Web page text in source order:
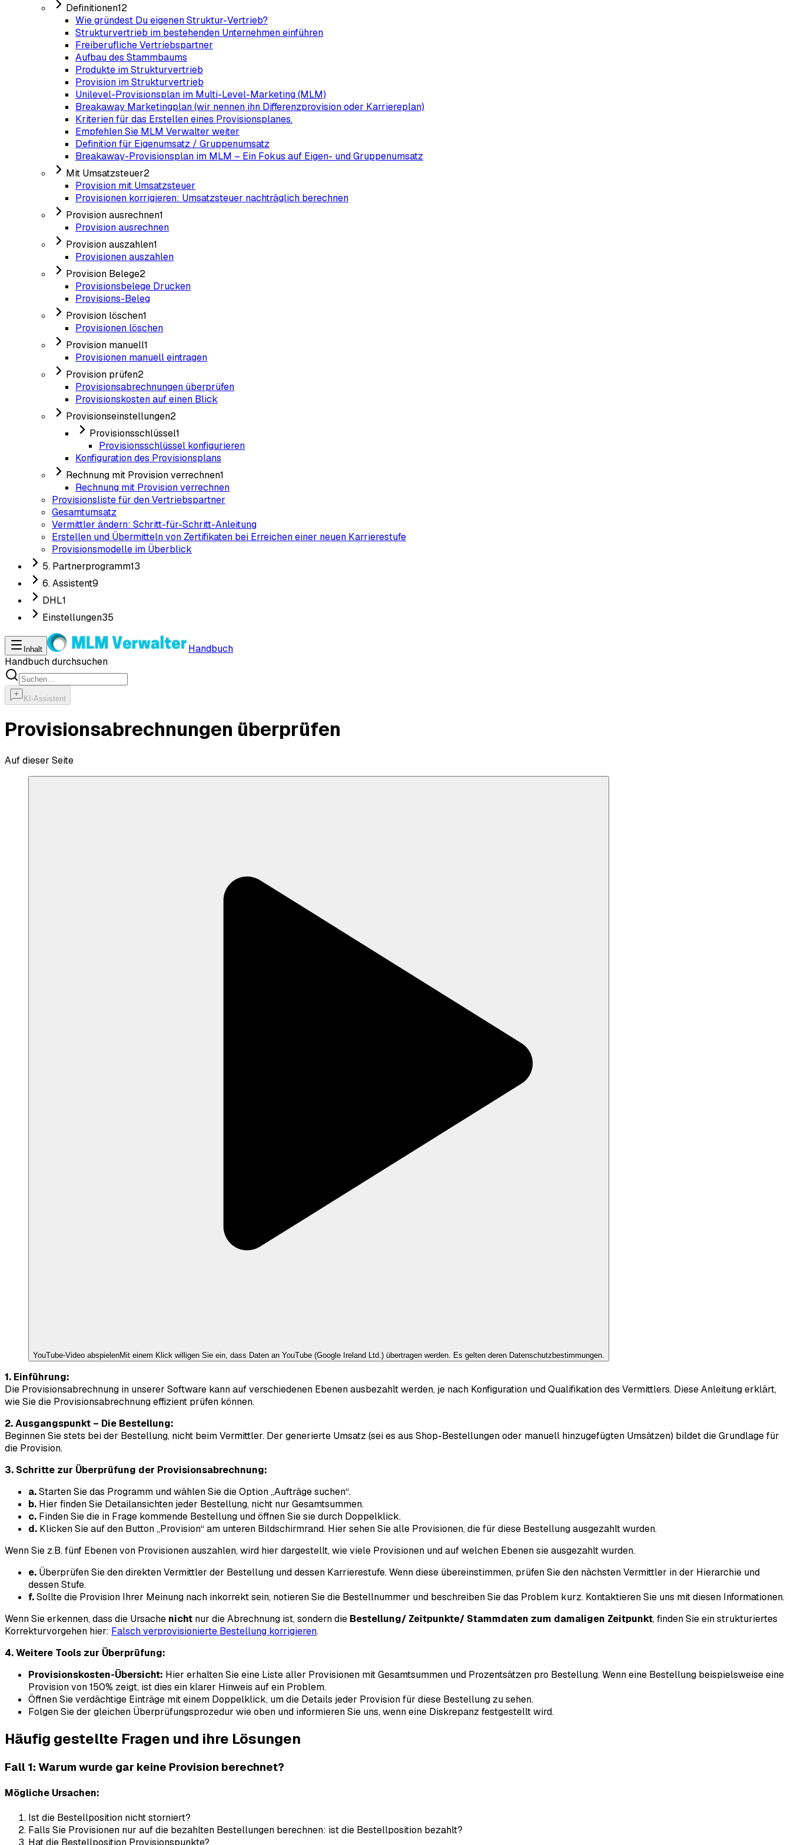
Definitionen12
Wie gründest Du eigenen Struktur-Vertrieb?
Strukturvertrieb im bestehenden Unternehmen einführen
Freiberufliche Vertriebspartner
Aufbau des Stammbaums
Produkte im Strukturvertrieb
Provision im Strukturvertrieb
Unilevel-Provisionsplan im Multi-Level-Marketing (MLM)
Breakaway Marketingplan (wir nennen ihn Differenzprovision oder Karriereplan)
Kriterien für das Erstellen eines Provisionsplanes.
Empfehlen Sie MLM Verwalter weiter
Definition für Eigenumsatz / Gruppenumsatz
Breakaway-Provisionsplan im MLM – Ein Fokus auf Eigen- und Gruppenumsatz
Mit Umsatzsteuer2
Provision mit Umsatzsteuer
Provisionen korrigieren: Umsatzsteuer nachträglich berechnen
Provision ausrechnen1
Provision ausrechnen
Provision auszahlen1
Provisionen auszahlen
Provision Belege2
Provisionsbelege Drucken
Provisions-Beleg
Provision löschen1
Provisionen löschen
Provision manuell1
Provisionen manuell eintragen
Provision prüfen2
Provisionsabrechnungen überprüfen
Provisionskosten auf einen Blick
Provisionseinstellungen2
Provisionsschlüssel1
Provisionsschlüssel konfigurieren
Konfiguration des Provisionsplans
Rechnung mit Provision verrechnen1
Rechnung mit Provision verrechnen
Provisionsliste für den Vertriebspartner
Gesamtumsatz
Vermittler ändern: Schritt-für-Schritt-Anleitung
Erstellen und Übermitteln von Zertifikaten bei Erreichen einer neuen Karrierestufe
Provisionsmodelle im Überblick
5. Partnerprogramm13
6. Assistent9
DHL1
Einstellungen35
Inhalt
Handbuch
Handbuch durchsuchen
KI-Assistent
Provisionsabrechnungen überprüfen
Auf dieser Seite
YouTube-Video abspielenMit einem Klick willigen Sie ein, dass Daten an YouTube (Google Ireland Ltd.) übertragen werden. Es gelten deren Datenschutzbestimmungen.
1. Einführung:
Die Provisionsabrechnung in unserer Software kann auf verschiedenen Ebenen ausbezahlt werden, je nach Konfiguration und Qualifikation des Vermittlers. Diese Anleitung erklärt,
wie Sie die Provisionsabrechnung effizient prüfen können.
2. Ausgangspunkt – Die Bestellung:
Beginnen Sie stets bei der Bestellung, nicht beim Vermittler. Der generierte Umsatz (sei es aus Shop-Bestellungen oder manuell hinzugefügten Umsätzen) bildet die Grundlage für
die Provision.
3. Schritte zur Überprüfung der Provisionsabrechnung:
a.Starten Sie das Programm und wählen Sie die Option „Aufträge suchen“.
b. Hier finden Sie Detailansichten jeder Bestellung, nicht nur Gesamtsummen.
c. Finden Sie die in Frage kommende Bestellung und öffnen Sie sie durch Doppelklick.
d. Klicken Sie auf den Button „Provision“ am unteren Bildschirmrand. Hier sehen Sie alle Provisionen, die für diese Bestellung ausgezahlt wurden.
Wenn Sie z.B. fünf Ebenen von Provisionen auszahlen, wird hier dargestellt, wie viele Provisionen und auf welchen Ebenen sie ausgezahlt wurden.
e. Überprüfen Sie den direkten Vermittler der Bestellung und dessen Karrierestufe. Wenn diese übereinstimmen, prüfen Sie den nächsten Vermittler in der Hierarchie und
dessen Stufe.
f.Sollte die Provision Ihrer Meinung nach inkorrekt sein, notieren Sie die Bestellnummer und beschreiben Sie das Problem kurz. Kontaktieren Sie uns mit diesen Informationen.
Wenn Sie erkennen, dass die Ursache nicht nur die Abrechnung ist, sondern die Bestellung/ Zeitpunkte/ Stammdaten zum damaligen Zeitpunkt, finden Sie ein strukturiertes
Korrekturvorgehen hier: Falsch verprovisionierte Bestellung korrigieren.
4. Weitere Tools zur Überprüfung:
Provisionskosten-Übersicht: Hier erhalten Sie eine Liste aller Provisionen mit Gesamtsummen und Prozentsätzen pro Bestellung. Wenn eine Bestellung beispielsweise eine
Provision von 150% zeigt, ist dies ein klarer Hinweis auf ein Problem.
Öffnen Sie verdächtige Einträge mit einem Doppelklick, um die Details jeder Provision für diese Bestellung zu sehen.
Folgen Sie der gleichen Überprüfungsprozedur wie oben und informieren Sie uns, wenn eine Diskrepanz festgestellt wird.
Häufig gestellte Fragen und ihre Lösungen
Fall 1: Warum wurde gar keine Provision berechnet?
Mögliche Ursachen:
Ist die Bestellposition nicht storniert?
Falls Sie Provisionen nur auf die bezahlten Bestellungen berechnen: ist die Bestellposition bezahlt?
Hat die Bestellposition Provisionspunkte?